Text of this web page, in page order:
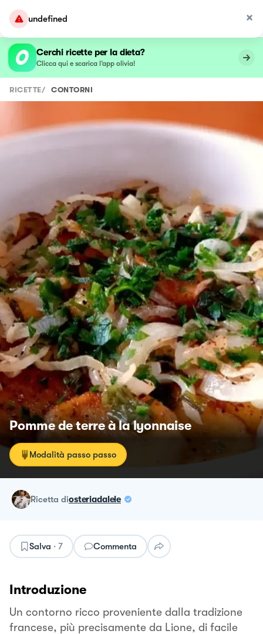
undefined
Cerchi ricette per la dieta?
Clicca qui e scarica l’app olivia!
RICETTE/ CONTORNI
Pomme de terre à la lyonnaise
Modalità passo passo
ricetta diosteriadalele
Salva · 7 Commenta
Introduzione
Un contorno ricco proveniente dalla tradizione
francese, più precisamente da Lione, di facile